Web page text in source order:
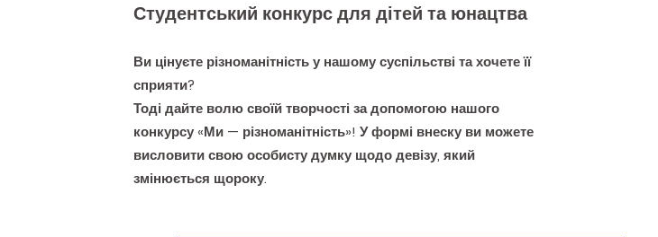
Студентський конкурс для дітей та юнацтва
Ви цінуєте різноманітність у нашому суспільстві та хочете її
сприяти?
Тоді дайте волю своїй творчості за допомогою нашого
конкурсу «Ми — різноманітність»! У формі внеску ви можете
висловити свою особисту думку щодо девізу, який
змінюється щороку.